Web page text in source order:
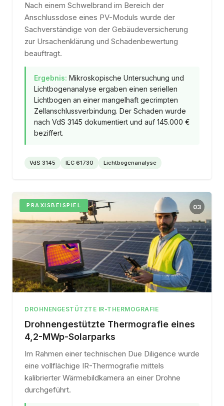
Nach einem Schwelbrand im Bereich der
Anschlussdose eines PV-Moduls wurde der
Sachverständige von der Gebäudeversicherung
zur Ursachenklärung und Schadenbewertung
beauftragt.
Ergebnis: Mikroskopische Untersuchung und
Lichtbogenanalyse ergaben einen seriellen
Lichtbogen an einer mangelhaft gecrimpten
Zellanschlussverbindung. Der Schaden wurde
nach VdS 3145 dokumentiert und auf 145.000 €
beziffert.
VdS 3145 IEC 61730 Lichtbogenanalyse
PRAXISBEISPIEL 03
DROHNENGESTÜTZTE IR-THERMOGRAFIE
Drohnengestützte Thermografie eines
4,2-MWp-Solarparks
Im Rahmen einer technischen Due Diligence wurde
eine vollflächige IR-Thermografie mittels
kalibrierter Wärmebildkamera an einer Drohne
durchgeführt.